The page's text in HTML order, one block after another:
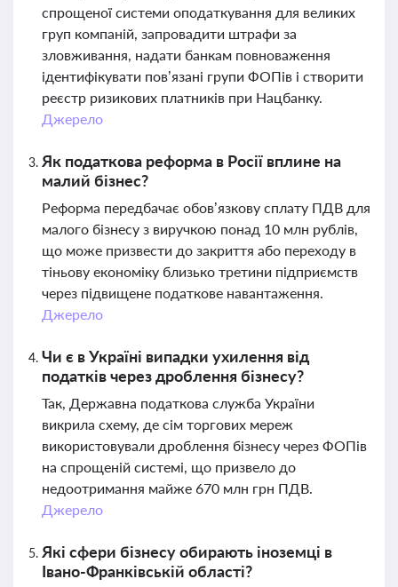
спрощеної системи оподаткування для великих
груп компаній, запровадити штрафи за
зловживання, надати банкам повноваження
ідентифікувати пов’язані групи ФОПів і створити
реєстр ризикових платників при Нацбанку.
Джерело
Як податкова реформа в Росії вплине на
малий бізнес?
Реформа передбачає обов’язкову сплату ПДВ для
малого бізнесу з виручкою понад 10 млн рублів,
що може призвести до закриття або переходу в
тіньову економіку близько третини підприємств
через підвищене податкове навантаження.
Джерело
Чи є в Україні випадки ухилення від
податків через дроблення бізнесу?
Так, Державна податкова служба України
викрила схему, де сім торгових мереж
використовували дроблення бізнесу через ФОПів
на спрощеній системі, що призвело до
недоотримання майже 670 млн грн ПДВ.
Джерело
Які сфери бізнесу обирають іноземці в
Івано-Франківській області?